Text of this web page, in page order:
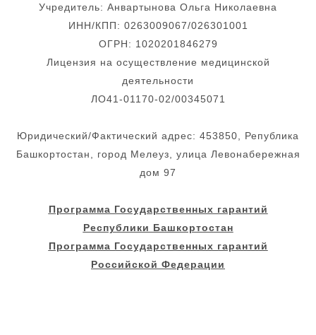
Учредитель: Анвартынова Ольга Николаевна
ИНН/КПП: 0263009067/026301001
ОГРН: 1020201846279
Лицензия на осуществление медицинской
деятельности
ЛО41-01170-02/00345071
Юридический/Фактический адрес: 453850, Република
Башкортостан, город Мелеуз, улица Левонабережная
дом 97
Программа Государственных гарантий
Республики Башкортостан
Программа Государственных гарантий
Российской Федерации